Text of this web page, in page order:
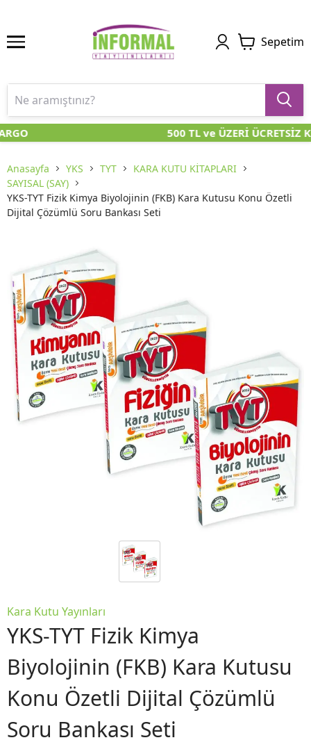
Sepetim
500 TL ve ÜZERİ ÜCRETSİZ
Anasayfa YKS TYT
KARA KUTU KİTAPLARI
SAYISAL (SAY)
YKS-TYT Fizik Kimya Biyolojinin (FKB) Kara Kutusu Konu Özetli
Dijital Çözümlü Soru Bankası Seti
Kara Kutu Yayınları
YKS-TYT Fizik Kimya
Biyolojinin (FKB) Kara Kutusu
Konu Özetli Dijital Çözümlü
Soru Bankası Seti